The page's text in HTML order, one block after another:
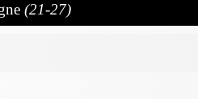
(21-27)